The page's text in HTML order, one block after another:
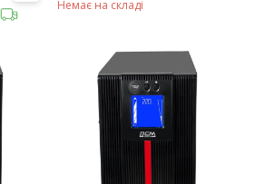
Немає на складі